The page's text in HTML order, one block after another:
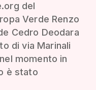
del
Verde Renzo
Cedro Deodara
di via Marinali
momento in
è stato